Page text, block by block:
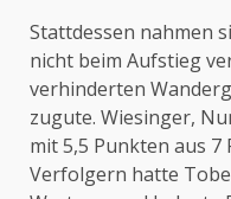
Stattdessen nahmen
nicht beim Aufstieg
verhinderten
zugute. Wiesinger,
mit 5,5 Punkten aus 7
Verfolgern hatte